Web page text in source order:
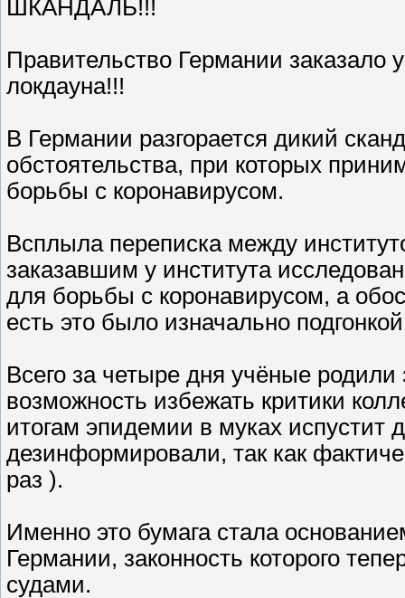
ШКАНДАЛЬ!!!
Правительство Германии заказало
локдауна!!!
В Германии разгорается дикий
обстоятельства, при которых
борьбы с коронавирусом.
Всплыла переписка между
заказавшим у института
для борьбы с коронавирусом, а
есть это было изначально
Всего за четыре дня учёные родили
возможность избежать критики
итогам эпидемии в муках испустит
дезинформировали, так как
раз ).
Именно это бумага стала
Германии, законность которого
судами.